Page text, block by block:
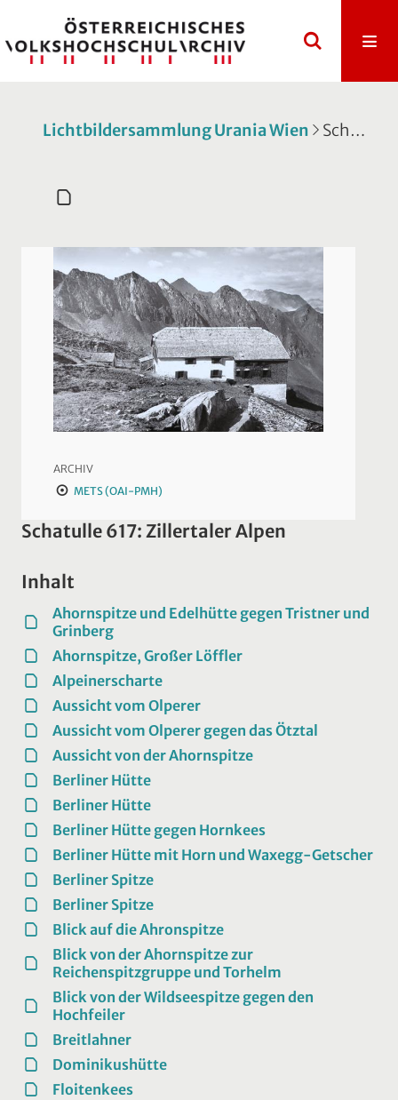
Lichtbildersammlung Urania Wien Schatulle 617: Zillertaler Alpen
ARCHIV
METS (OAI-PMH)
Schatulle 617: Zillertaler Alpen
Inhalt
Ahornspitze und Edelhütte gegen Tristner und
Grinberg
Ahornspitze, Großer Löffler
Alpeinerscharte
Aussicht vom Olperer
Aussicht vom Olperer gegen das Ötztal
Aussicht von der Ahornspitze
Berliner Hütte
Berliner Hütte
Berliner Hütte gegen Hornkees
Berliner Hütte mit Horn und Waxegg-Getscher
Berliner Spitze
Berliner Spitze
Blick auf die Ahronspitze
Blick von der Ahornspitze zur
Reichenspitzgruppe und Torhelm
Blick von der Wildseespitze gegen den
Hochfeiler
Breitlahner
Dominikushütte
Floitenkees